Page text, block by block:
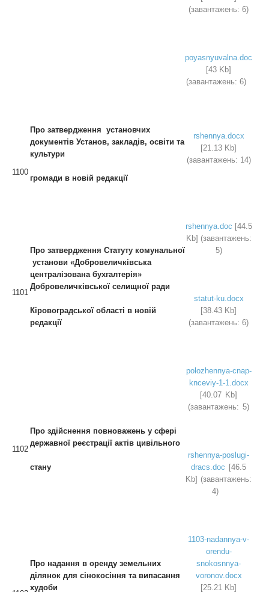
(завантажень: 6)
poyasnyuvalna.doc
[43 Kb]
(завантажень: 6)
1100
Про затвердження установчих
документів Установ, закладів, освіти та
культури
громади в новій редакції
rshennya.docx
[21.13 Kb]
(завантажень: 14)
1101
Про затвердження Статуту комунальної
установи «Добровеличківська
централізована бухгалтерія»
Добровеличківської селищної ради
Кіровоградської області в новій
редакції
rshennya.doc [44.5
Kb] (завантажень:
5)
statut-ku.docx
[38.43 Kb]
(завантажень: 6)
1102
Про здійснення повноважень у сфері
державної реєстрації актів цивільного
стану
polozhennya-cnap-
knceviy-1-1.docx
[40.07 Kb]
(завантажень: 5)
rshennya-poslugi-
dracs.doc [46.5
Kb] (завантажень:
4)
Про надання в оренду земельних
ділянок для сінокосіння та випасання
худоби
1103-nadannya-v-
orendu-
snokosnnya-
voronov.docx
[25.21 Kb]